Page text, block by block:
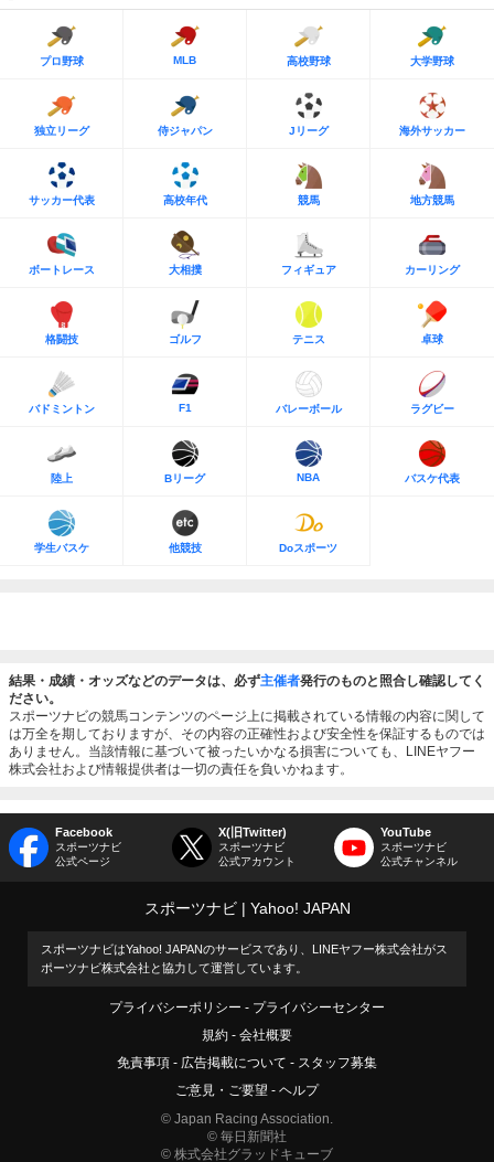
プロ野球 MLB 高校野球 大学野球
独立リーグ 侍ジャパン Jリーグ 海外サッカー
サッカー代表 高校年代 競馬 地方競馬
ボートレース 大相撲 フィギュア カーリング
格闘技 ゴルフ テニス 卓球
バドミントン F1 バレーボール ラグビー
陸上 Bリーグ NBA バスケ代表
学生バスケ 他競技 Doスポーツ
結果・成績・オッズなどのデータは、必ず主催者発行のものと照合し確認してく
ださい。
スポーツナビの競馬コンテンツのページ上に掲載されている情報の内容に関して
は万全を期しておりますが、その内容の正確性および安全性を保証するものでは
ありません。当該情報に基づいて被ったいかなる損害についても、LINEヤフー
株式会社および情報提供者は一切の責任を負いかねます。
Facebook
スポーツナビ
公式ページ
X(旧Twitter)
スポーツナビ
公式アカウント
YouTube
スポーツナビ
公式チャンネル
スポーツナビ Yahoo! JAPAN
スポーツナビはYahoo! JAPANのサービスであり、LINEヤフー株式会社がス
ポーツナビ株式会社と協力して運営しています。
プライバシーポリシー
プライバシーセンター
規約
会社概要
免責事項
広告掲載について
スタッフ募集
ご意見・ご要望
ヘルプ
© Japan Racing Association.
© 毎日新聞社
© 株式会社グラッドキューブ